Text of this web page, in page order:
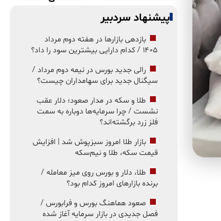
پیشنهاد سردبیر
بازدهی بازارها در هفته دوم مرداد
۱۴۰۵ / کدام دارایی بیشترین سود را داد؟
رالی جدید بورس در نیمه دوم مرداد /
سیگنال جدید برای سهامداران چیست؟
طلا و سکه در مدار صعود؛ دلار عقب
نشست / چرا سرمایه‌ها دوباره به سمت
فلز زرد برگشته‌اند؟
بازار طلا امروز سبزپوش شد | افزایش
قیمت سکه، طلا و نیم‌سکه
طلا، دلار و بورس روی میز معامله /
برنده بازارهای امروز کدام بود؟
صعود هماهنگ بورس و فرابورس /
فصل جدیدی در بازار سرمایه آغاز شده